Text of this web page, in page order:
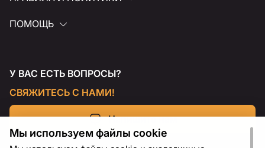
ПОМОЩЬ
У ВАС ЕСТЬ ВОПРОСЫ?
СВЯЖИТЕСЬ С НАМИ!
Напишите нам
Мы используем файлы cookie